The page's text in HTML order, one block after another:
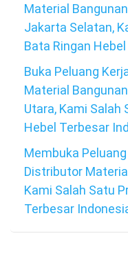
Material
Jakarta Selatan,
Bata Ringan
Buka Peluang
Material
Utara, Kami Salah
Hebel Terbesar
Membuka
Distributor
Kami Salah Satu
Terbesar